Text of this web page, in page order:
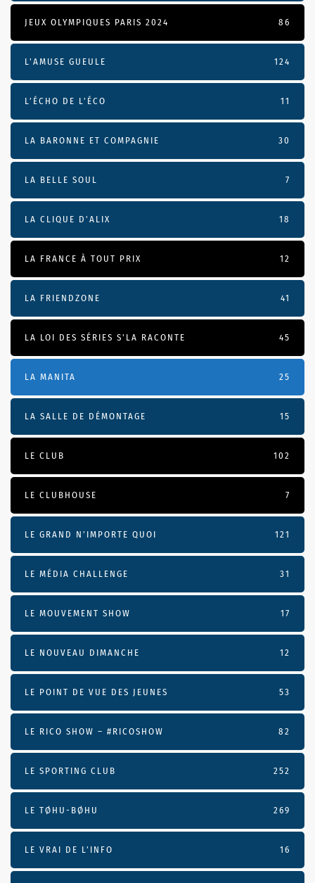
JEUX OLYMPIQUES PARIS 2024 86
L'AMUSE GUEULE 124
L’ÉCHO DE L’ÉCO 11
LA BARONNE ET COMPAGNIE 30
LA BELLE SOUL 7
LA CLIQUE D'ALIX 18
LA FRANCE À TOUT PRIX 12
LA FRIENDZONE 41
LA LOI DES SÉRIES S'LA RACONTE 45
LA MANITA 25
LA SALLE DE DÉMONTAGE 15
LE CLUB 102
LE CLUBHOUSE 7
LE GRAND N’IMPORTE QUOI 121
LE MÉDIA CHALLENGE 31
LE MOUVEMENT SHOW 17
LE NOUVEAU DIMANCHE 12
LE POINT DE VUE DES JEUNES 53
LE RICO SHOW – #RICOSHOW 82
LE SPORTING CLUB 252
LE TØHU-BØHU 269
LE VRAI DE L’INFO 16